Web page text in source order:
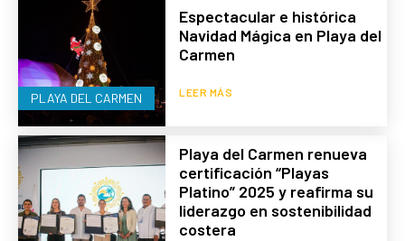
PLAYA DEL CARMEN
Espectacular e histórica
Navidad Mágica en Playa del
Carmen
LEER MÁS
Playa del Carmen renueva
certificación “Playas
Platino” 2025 y reafirma su
liderazgo en sostenibilidad
costera